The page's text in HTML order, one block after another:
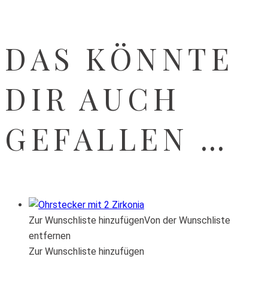
DAS KÖNNTE
DIR AUCH
GEFALLEN …
Zur Wunschliste hinzufügenVon der Wunschliste
entfernen
Zur Wunschliste hinzufügen